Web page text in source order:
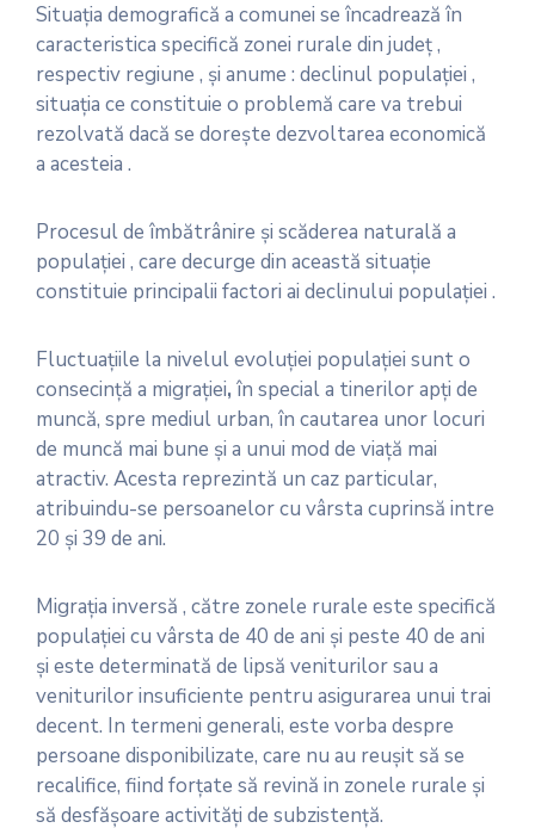
Situaţia demografică a comunei se încadrează în
caracteristica specifică zonei rurale din judeţ ,
respectiv regiune , şi anume : declinul populaţiei ,
situaţia ce constituie o problemă care va trebui
rezolvată dacă se doreşte dezvoltarea economică
a acesteia .
Procesul de îmbătrânire şi scăderea naturală a
populaţiei , care decurge din această situaţie
constituie principalii factori ai declinului populaţiei .
Fluctuaţiile la nivelul evoluţiei populaţiei sunt o
consecinţă a migraţiei, în special a tinerilor apţi de
muncă, spre mediul urban, în cautarea unor locuri
de muncă mai bune şi a unui mod de viaţă mai
atractiv. Acesta reprezintă un caz particular,
atribuindu-se persoanelor cu vârsta cuprinsă intre
20 şi 39 de ani.
Migraţia inversă , către zonele rurale este specifică
populaţiei cu vârsta de 40 de ani şi peste 40 de ani
şi este determinată de lipsă veniturilor sau a
veniturilor insuficiente pentru asigurarea unui trai
decent. In termeni generali, este vorba despre
persoane disponibilizate, care nu au reuşit să se
recalifice, fiind forţate să revină in zonele rurale şi
să desfăşoare activităţi de subzistenţă.